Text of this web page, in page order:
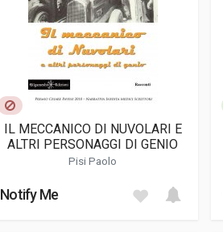
IL MECCANICO DI NUVOLARI E
ALTRI PERSONAGGI DI GENIO
Pisi Paolo
Notify Me